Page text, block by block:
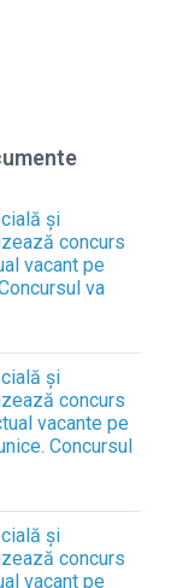
și
concurs
vacant pe
va
și
concurs
vacante pe
Concursul
și
concurs
vacant pe